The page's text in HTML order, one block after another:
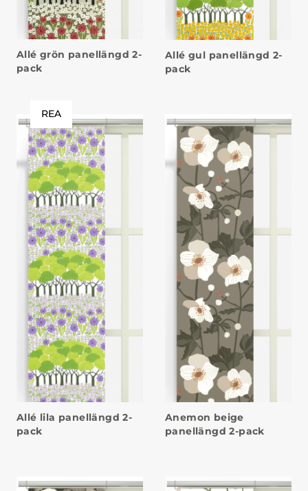
Allé grön panellängd 2-
pack
Allé gul panellängd 2-
pack
REA
Allé lila panellängd 2-
pack
Anemon beige
panellängd 2-pack